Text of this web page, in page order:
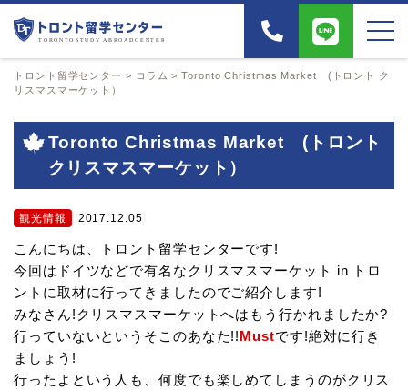
トロント留学センター > コラム >Toronto Christmas Market (トロント ク
リスマスマーケット）
Toronto Christmas Market (トロント
クリスマスマーケット）
観光情報 2017.12.05
こんにちは、トロント留学センターです!
今回はドイツなどで有名なクリスマスマーケット in トロ
ントに取材に行ってきましたのでご紹介します!
みなさん!クリスマスマーケットへはもう行かれましたか?
行っていないというそこのあなた!!Mustです!絶対に行き
ましょう!
行ったよという人も、何度でも楽しめてしまうのがクリス